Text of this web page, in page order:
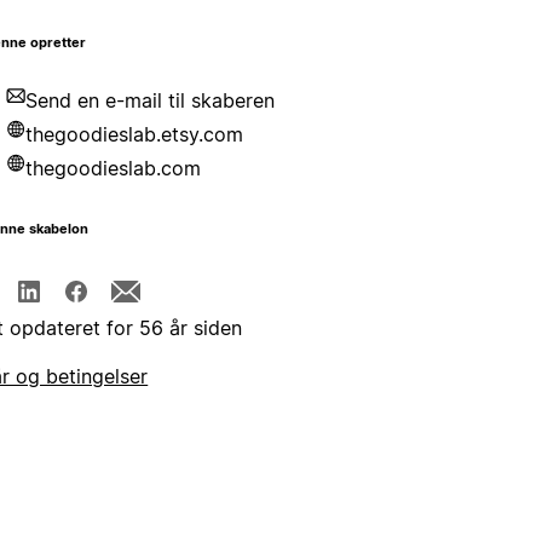
opretter
Send en e-mail til skaberen
thegoodieslab.etsy.com
thegoodieslab.com
skabelon
opdateret for 56 år siden
og betingelser